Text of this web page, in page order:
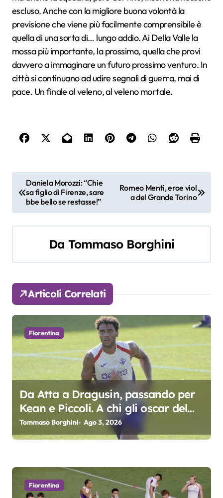
escluso. Anche con la migliore buona volontà la
previsione che viene più facilmente comprensibile è
quella di una sorta di… lungo addio. Ai Della Valle la
mossa più importante, la prossima, quella che provi
davvero a immaginare un futuro prossimo venturo. In
cittàsi continuano ad udire segnali di guerra, mai di
pace. Un finale al veleno, al veleno mortale.
a
v
g
a
z
i
e
a
i
Daniela Morozzi: “Chie
sa figlio di Firenze, sare
bbe bello se restasse!”
Romeo Menti, eroe viol
a del Grande Torino
Da Tommaso Borghini
Articoli Correlati
Fiorentina
Da Atta a Dragusin, passando per
Kean e Piccoli. A chi gli oscar del
precampionato?
Tommaso Borghini Ago 3, 2026
Fiorentina